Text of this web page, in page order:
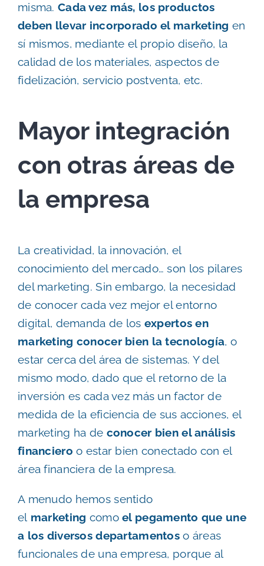
misma. Cada vez más, los productos
deben llevar incorporado el marketing en
sí mismos, mediante el propio diseño, la
calidad de los materiales, aspectos de
fidelización, servicio postventa, etc.
Mayor integración
con otras áreas de
la empresa
La creatividad, la innovación, el
conocimiento del mercado… son los pilares
del marketing. Sin embargo, la necesidad
de conocer cada vez mejor el entorno
digital, demanda de los expertos en
marketing conocer bien la tecnología, o
estar cerca del área de sistemas. Y del
mismo modo, dado que el retorno de la
inversión es cada vez más un factor de
medida de la eficiencia de sus acciones, el
marketing ha de conocer bien el análisis
financiero o estar bien conectado con el
área financiera de la empresa.
A menudo hemos sentido
el marketing comoel pegamento que une
a los diversos departamentoso áreas
funcionales de una empresa, porque al